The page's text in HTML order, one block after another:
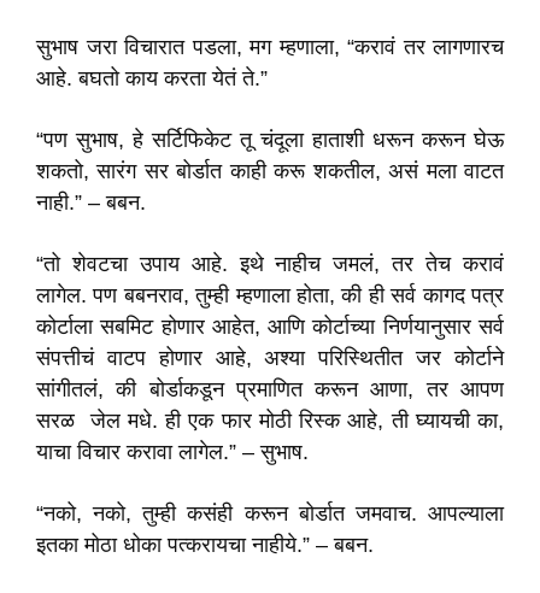
सुभाष जरा विचारात पडला, मग म्हणाला, “करावं तर लागणारच
आहे. बघतो काय करता येतं ते.”
“पण सुभाष, हे सर्टिफिकेट तू चंदूला हाताशी धरून करून घेऊ
शकतो, सारंग सर बोर्डात काही करू शकतील, असं मला वाटत
नाही.” – बबन.
“तो शेवटचा उपाय आहे. इथे नाहीच जमलं, तर तेच करावं
लागेल. पण बबनराव, तुम्ही म्हणाला होता, की ही सर्व कागद पत्र
कोर्टाला सबमिट होणार आहेत, आणि कोर्टाच्या निर्णयानुसार सर्व
संपत्तीचं वाटप होणार आहे, अश्या परिस्थितीत जर कोर्टाने
सांगीतलं, की बोर्डाकडून प्रमाणित करून आणा, तर आपण
सरळ जेल मधे. ही एक फार मोठी रिस्क आहे, ती घ्यायची का,
याचा विचार करावा लागेल.” – सुभाष.
“नको, नको, तुम्ही कसंही करून बोर्डात जमवाच. आपल्याला
इतका मोठा धोका पत्करायचा नाहीये.” – बबन.